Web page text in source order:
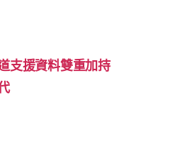
支援資料雙重加持